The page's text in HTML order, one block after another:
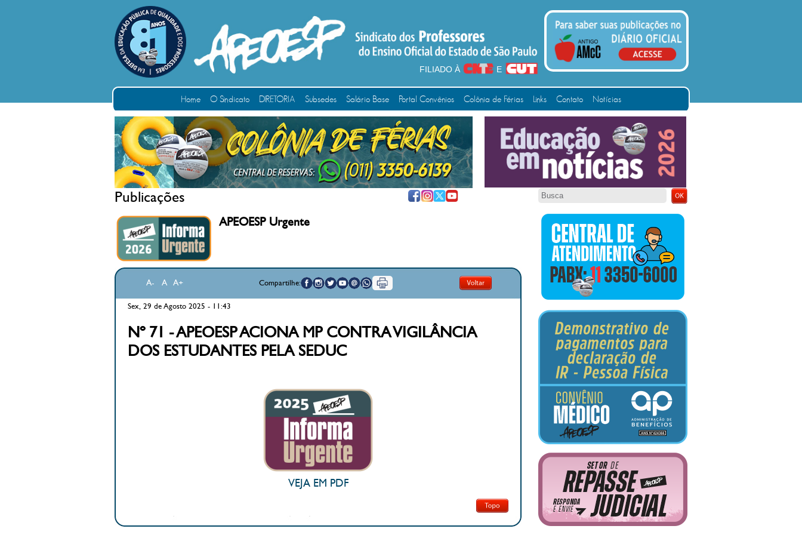
FILIADO À E
Home O Sindicato DIRETORIA Subsedes Salário Base Portal Convênios Colônia de Férias Links Contato Notícias
Publicações
APEOESP Urgente
A- A A+ Compartilhe:
Sex, 29 de Agosto 2025 - 11:43
Nº 71 - APEOESP ACIONA MP CONTRA VIGILÂNCIA
DOS ESTUDANTES PELA SEDUC
VEJA EM PDF